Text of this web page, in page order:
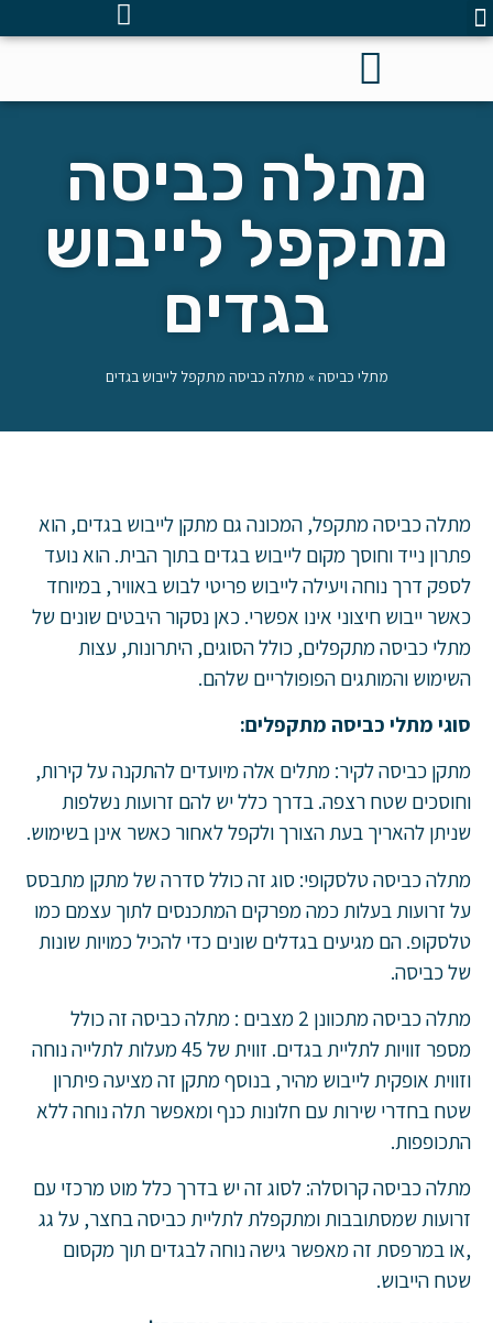
מתלה כביסה
מתקפל לייבוש
בגדים
מתלי כביסה» מתלה כביסה מתקפל לייבוש בגדים
מתלה כביסה מתקפל, המכונה גם מתקן לייבוש בגדים, הוא
פתרון נייד וחוסך מקום לייבוש בגדים בתוך הבית. הוא נועד
לספק דרך נוחה ויעילה לייבוש פריטי לבוש באוויר, במיוחד
כאשר ייבוש חיצוני אינו אפשרי. כאן נסקור היבטים שונים של
מתלי כביסה מתקפלים, כולל הסוגים, היתרונות, עצות
השימוש והמותגים הפופולריים שלהם.
סוגי מתלי כביסה מתקפלים:
מתקן כביסה לקיר: מתלים אלה מיועדים להתקנה על קירות,
וחוסכים שטח רצפה. בדרך כלל יש להם זרועות נשלפות
שניתן להאריך בעת הצורך ולקפל לאחור כאשר אינן בשימוש.
מתלה כביסה טלסקופי: סוג זה כולל סדרה של מתקן מתבסס
על זרועות בעלות כמה מפרקים המתכנסים לתוך עצמם כמו
טלסקופ. הם מגיעים בגדלים שונים כדי להכיל כמויות שונות
של כביסה.
מתלה כביסה מתכוונן 2 מצבים : מתלה כביסה זה כולל
מספר זוויות לתליית בגדים. זווית של 45 מעלות לתלייה נוחה
וזווית אופקית לייבוש מהיר, בנוסף מתקן זה מציעה פיתרון
שטח בחדרי שירות עם חלונות כנף ומאפשר תלה נוחה ללא
התכופפות.
מתלה כביסה קרוסלה: לסוג זה יש בדרך כלל מוט מרכזי עם
זרועות שמסתובבות ומתקפלת לתליית כביסה בחצר, על גג
,או במרפסת זה מאפשר גישה נוחה לבגדים תוך מקסום
שטח הייבוש.